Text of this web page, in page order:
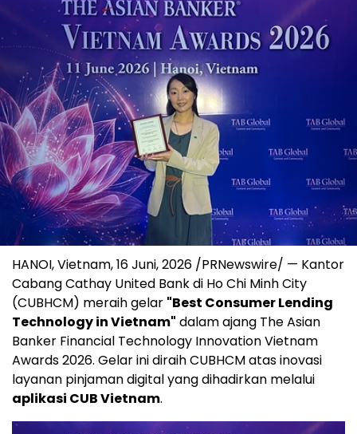
HANOI, Vietnam,16 Juni, 2026 /PRNewswire/ — Kantor
Cabang Cathay United Bank di Ho Chi Minh City
(CUBHCM) meraih gelar "Best Consumer Lending
Technology in Vietnam" dalam ajang The Asian
Banker Financial Technology Innovation Vietnam
Awards 2026. Gelar ini diraih CUBHCM atas inovasi
layanan pinjaman digital yang dihadirkan melalui
aplikasi CUB Vietnam.